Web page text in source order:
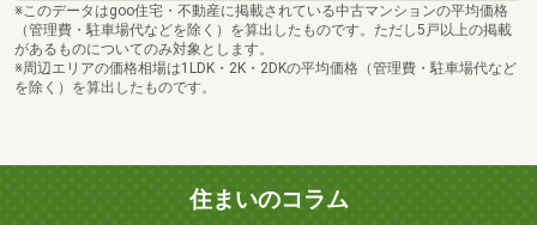
※このデータはgoo住宅・不動産に掲載されている中古マンションの平均価格
（管理費・駐車場代などを除く）を算出したものです。ただし5戸以上の掲載
があるものについてのみ対象とします。
※周辺エリアの価格相場は1LDK・2K・2DKの平均価格（管理費・駐車場代など
を除く）を算出したものです。
住まいのコラム